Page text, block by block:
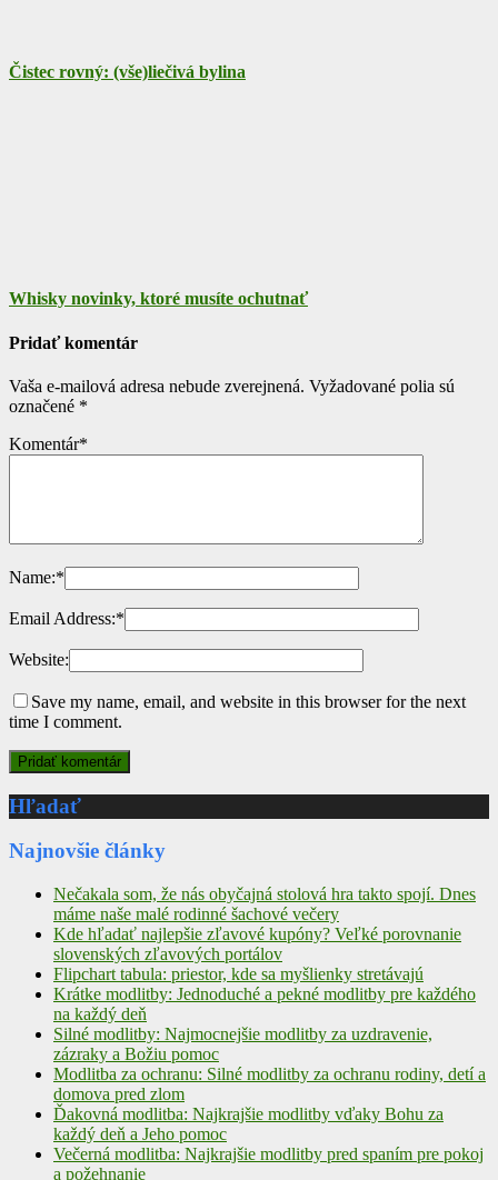
Čistec rovný: (vše)liečivá bylina
Whisky novinky, ktoré musíte ochutnať
Pridať komentár
Vaša e-mailová adresa nebude zverejnená. Vyžadované polia sú
označené *
Komentár*
Name:*
Email Address:*
Website:
Save my name, email, and website in this browser for the next
time I comment.
Hľadať
Najnovšie články
Nečakala som, že nás obyčajná stolová hra takto spojí. Dnes
máme naše malé rodinné šachové večery
Kde hľadať najlepšie zľavové kupóny? Veľké porovnanie
slovenských zľavových portálov
Flipchart tabula: priestor, kde sa myšlienky stretávajú
Krátke modlitby: Jednoduché a pekné modlitby pre každého
na každý deň
Silné modlitby: Najmocnejšie modlitby za uzdravenie,
zázraky a Božiu pomoc
Modlitba za ochranu: Silné modlitby za ochranu rodiny, detí a
domova pred zlom
Ďakovná modlitba: Najkrajšie modlitby vďaky Bohu za
každý deň a Jeho pomoc
Večerná modlitba: Najkrajšie modlitby pred spaním pre pokoj
a požehnanie